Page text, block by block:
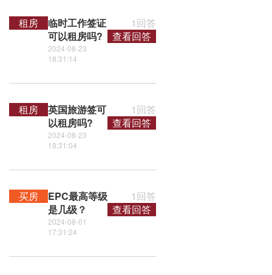
租房
临时工作签证
可以租房吗?
2024-08-23
18:31:14
1回答
查看回答
租房
英国旅游签可
以租房吗?
2024-08-23
18:31:04
1回答
查看回答
买房
EPC最高等级
是几级？
2024-08-01
17:31:24
1回答
查看回答